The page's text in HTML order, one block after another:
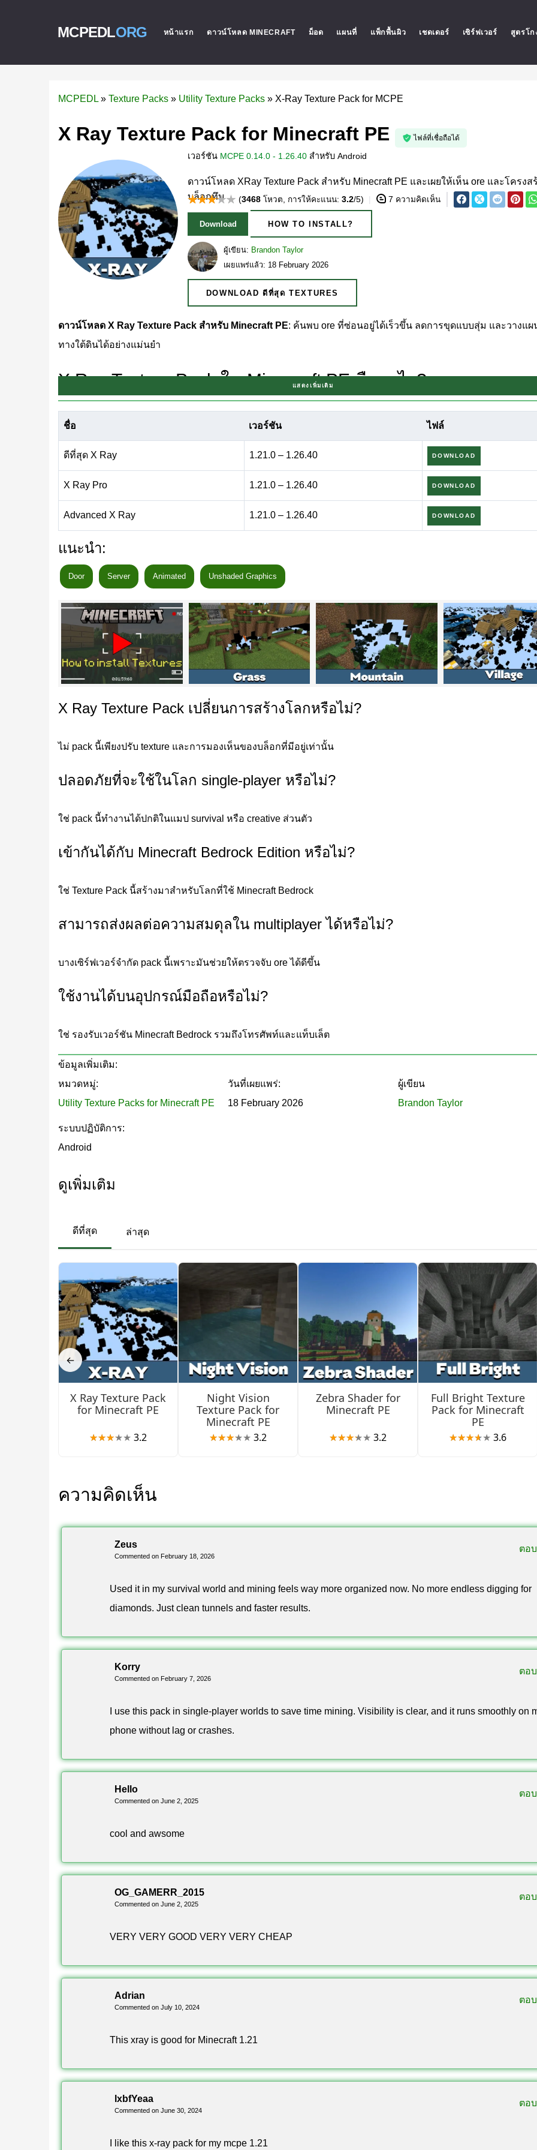
MCPEDLORG หน้าแรก ดาวน์โหลด MINECRAFT ม็อด แผนที่ แพ็กพื้นผิว เชดเดอร์ เซิร์ฟเวอร์ สูตรโก
MCPEDL » Texture Packs » Utility Texture Packs » X-Ray Texture Pack for MCPE
X Ray Texture Pack for Minecraft PE ไฟล์ที่เชื่อถือได้
เวอร์ชัน MCPE 0.14.0 - 1.26.40 สำหรับ Android
ดาวน์โหลด XRay Texture Pack สำหรับ Minecraft PE และเผยให้เห็น ore และโครงส
บล็อกทึบ
(3468 โหวต, การให้คะแนน: 3.2/5) 7 ความคิดเห็น
Download HOW TO INSTALL?
ผู้เขียน: Brandon Taylor
เผยแพร่แล้ว: 18 February 2026
DOWNLOAD ดีที่สุด TEXTURES
ดาวน์โหลด X Ray Texture Pack สำหรับ Minecraft PE: ค้นพบ ore ที่ซ่อนอยู่ได้เร็วขึ้น ลดการขุดแบบสุ่ม และวางแผ
ทางใต้ดินได้อย่างแม่นยำ
X Ray Texture Pack ใน Minecraft PE คืออะไร?
X Ray Texture Pack เปลี่ยนวิธีการสำรวจใต้ดิน แทนที่จะทำลายบล็อกแบบสุ่ม ผู้เล่นสามารถกรองพื้นที่ทางสายตาและ
ทรัพยากรที่มีค่าได้ ใน Minecraft PE วิธีนี้ช่วยให้การขุดมีประสิทธิภาพมากขึ้นและประหยัดความทนทานของเครื่องมื
นี้ทำให้บล็อกทั่วไปส่วนใหญ่กึ่งโปร่งใส ในขณะที่ ore และวัสดุที่เลือกยังคงมองเห็นได้ชัดเจน การแยกนี้ช่วยให้สร้างอุโ
ประสิทธิภาพและหลีกเลี่ยงการขุดที่ไม่จำเป็น เมื่อใช้อย่างรับผิดชอบ มันกลายเป็นเครื่องมือทางเทคนิคมากกว่าการโกง
เซิร์ฟเวอร์ multiplayer บางแห่งจำกัด pack ประเภทนี้เพราะส่งผลต่อความสมดุลในการแข่งขัน อย่างไรก็ตามสำหรับโ
ตัว แมปทดสอบ หรือโปรเจกต์สร้างสรรค์ X Ray Texture Pack สามารถปรับปรุงการวางแผนและการออกแบบโครงสร้า
Minecraft PE
ดีที่สุด X-Ray
ดีที่สุด X-Ray มุ่งเน้นการไฮไลต์ ore ที่แข็งแกร่งสำหรับ Minecraft Bedrock Edition บล็อกที่มีค่าจะเรืองแสงเล็กน้อยแล
ความเปรียบต่างระหว่างพื้นที่ทั่วไปกับทรัพยากรนั้นชัดเจน ซึ่งช่วยเพิ่มความเร็วในการตอบสนอง เหมาะสำหรับผู้เล่น
Ore ถูกเน้นทางสายตาโดยไม่เพิ่ม mechanic ใหม่หรือเปลี่ยนแปลงการสร้างโลก
X Ray Pro
X Ray Pro ปรับปรุงตรรกะความโปร่งใสและการแยกบล็อก ชั้นพื้นที่ดูสะอาดขึ้นและเส้นขอบของ ore คมชัดขึ้น Texture
เครือข่ายถ้ำที่ซับซ้อนที่มีหลายชั้นทับซ้อนกัน แทนที่จะเรืองแสงอย่างรุนแรงเกินไป มันรักษาโทนสีที่เป็นกลางซึ่งช่วยล
เลือกเฟ้นเพื่อรักษาการรับรู้ความลึก Ore ยังคงมองเห็นได้ในขณะที่องค์ประกอบโครงสร้างอย่างถ้ำและอุโมงค์ยังคงอ่า
ที่นุ่มนวลกว่าระหว่างชั้นและทำให้สภาพแวดล้อมเข้าใจได้ในขณะที่ยังเปิดเผยวัสดุที่ซ่อนอยู่
แสดงเพิ่มเติม
ชื่อ เวอร์ชัน ไฟล์
ดีที่สุด X Ray 1.21.0 – 1.26.40 DOWNLOAD
X Ray Pro 1.21.0 – 1.26.40 DOWNLOAD
Advanced X Ray 1.21.0 – 1.26.40 DOWNLOAD
แนะนำ:
Door Server Animated Unshaded Graphics
X Ray Texture Pack เปลี่ยนการสร้างโลกหรือไม่?
ไม่ pack นี้เพียงปรับ texture และการมองเห็นของบล็อกที่มีอยู่เท่านั้น
ปลอดภัยที่จะใช้ในโลก single-player หรือไม่?
ใช่ pack นี้ทำงานได้ปกติในแมป survival หรือ creative ส่วนตัว
เข้ากันได้กับ Minecraft Bedrock Edition หรือไม่?
ใช่ Texture Pack นี้สร้างมาสำหรับโลกที่ใช้ Minecraft Bedrock
สามารถส่งผลต่อความสมดุลใน multiplayer ได้หรือไม่?
บางเซิร์ฟเวอร์จำกัด pack นี้เพราะมันช่วยให้ตรวจจับ ore ได้ดีขึ้น
ใช้งานได้บนอุปกรณ์มือถือหรือไม่?
ใช่ รองรับเวอร์ชัน Minecraft Bedrock รวมถึงโทรศัพท์และแท็บเล็ต
ข้อมูลเพิ่มเติม:
หมวดหมู่:
Utility Texture Packs for Minecraft PE
วันที่เผยแพร่:
18 February 2026
ผู้เขียน
Brandon Taylor
ระบบปฏิบัติการ:
Android
ดูเพิ่มเติม
ดีที่สุด ล่าสุด
←
X Ray Texture Pack
for Minecraft PE
3.2
Night Vision
Texture Pack for
Minecraft PE
3.2
Zebra Shader for
Minecraft PE
3.2
Full Bright Texture
Pack for Minecraft
PE
3.6
ความคิดเห็น
Zeus
Commented on February 18, 2026
Used it in my survival world and mining feels way more organized now. No more endless digging for
diamonds. Just clean tunnels and faster results.
ตอ
Korry
Commented on February 7, 2026
I use this pack in single-player worlds to save time mining. Visibility is clear, and it runs smoothly on
phone without lag or crashes.
ตอ
Hello
Commented on June 2, 2025
cool and awsome
ตอ
OG_GAMERR_2015
Commented on June 2, 2025
VERY VERY GOOD VERY VERY CHEAP
ตอ
Adrian
Commented on July 10, 2024
This xray is good for Minecraft 1.21
ตอ
lxbfYeaa
Commented on June 30, 2024
I like this x-ray pack for my mcpe 1.21
ตอ